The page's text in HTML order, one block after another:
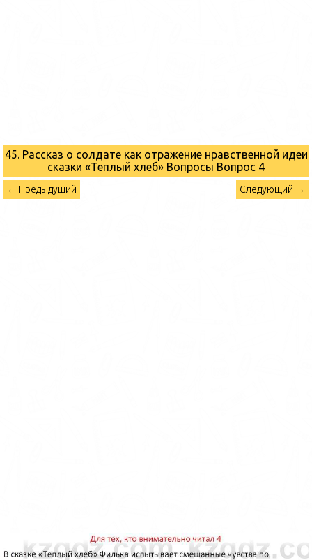
45. Рассказ о солдате как отражение нравственной идеи
сказки «Теплый хлеб» Вопросы Вопрос 4
← Предыдущий Следующий →